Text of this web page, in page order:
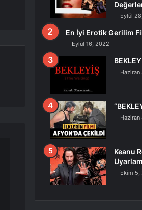
Eylül
En İyi Erotik Gerilim
Eylül 16, 2022
Keanu
Ekim 5,